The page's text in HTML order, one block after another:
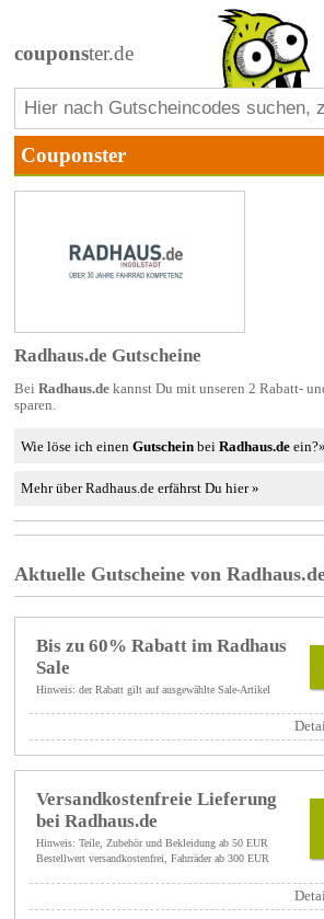
couponster.de
Radhaus.de Gutscheine
Bei Radhaus.dekannst Du mit unseren 2 Rabatt-
sparen.
Wie löse ich einenGutschein beiRadhaus.de ein?»
Mehr über Radhaus.de erfährst Du hier »
Aktuelle Gutscheine von
Bis zu 60% Rabatt im Radhaus
Sale
Hinweis: der Rabatt gilt auf ausgewählte Sale-Artikel
Versandkostenfreie Lieferung
bei Radhaus.de
Hinweis: Teile, Zubehör und Bekleidung ab 50 EUR
Bestellwert versandkostenfrei, Fahrräder ab 300 EUR